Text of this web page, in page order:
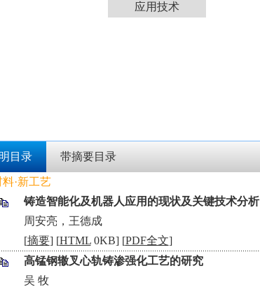
应用技术
目录 带摘要目录
·新工艺
铸造智能化及机器人应用的现状及关键技术分析
周安亮，王德成
[摘要] [HTML0KB] [PDF全文]
高锰钢辙叉心轨铸渗强化工艺的研究
吴 牧